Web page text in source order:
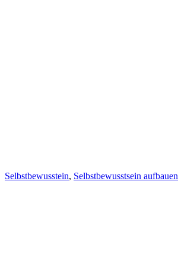
Selbstbewusstein, Selbstbewusstsein aufbauen